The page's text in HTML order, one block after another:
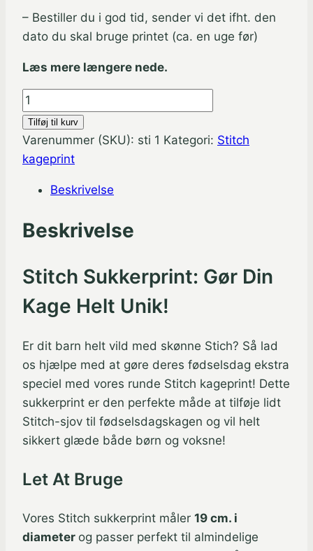
– Bestiller du i god tid, sender vi det ifht. den
dato du skal bruge printet (ca. en uge før)
Læs mere længere nede.
Stitch
rundt
sukkerprint
19
antal
Tilføj til kurv
Varenummer (SKU): sti 1 Kategori: Stitch
kageprint
Beskrivelse
Beskrivelse
Stitch Sukkerprint: Gør Din
Kage Helt Unik!
Er dit barn helt vild med skønne Stich? Så lad
os hjælpe med at gøre deres fødselsdag ekstra
speciel med vores runde Stitch kageprint! Dette
sukkerprint er den perfekte måde at tilføje lidt
Stitch-sjov til fødselsdagskagen og vil helt
sikkert glæde både børn og voksne!
Let At Bruge
Vores Stitch sukkerprint måler 19 cm. i
diameter og passer perfekt til almindelige